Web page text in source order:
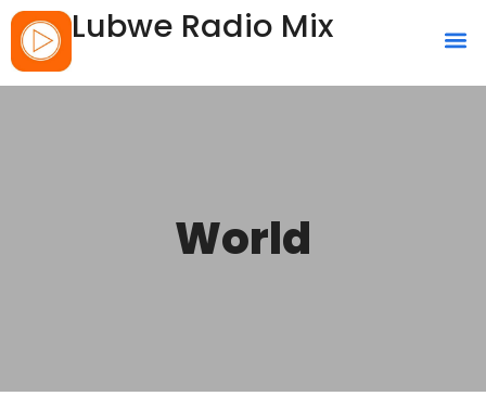
Lubwe Radio Mix
World